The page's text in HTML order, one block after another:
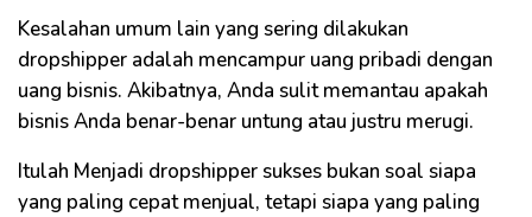
Kesalahan umum lain yang sering dilakukan
dropshipper adalah mencampur uang pribadi dengan
uang bisnis. Akibatnya, Anda sulit memantau apakah
bisnis Anda benar-benar untung atau justru merugi.
Itulah Menjadi dropshipper sukses bukan soal siapa
yang paling cepat menjual, tetapi siapa yang paling